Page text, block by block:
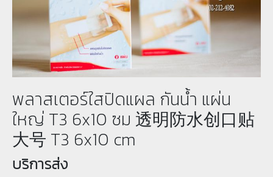
พลาสเตอร์ใสปิดแผล กันน้ำ แผ่น
ใหญ่ T3 6x10 ซม 透明防水创口贴
大号 T3 6x10 cm
บริการส่ง